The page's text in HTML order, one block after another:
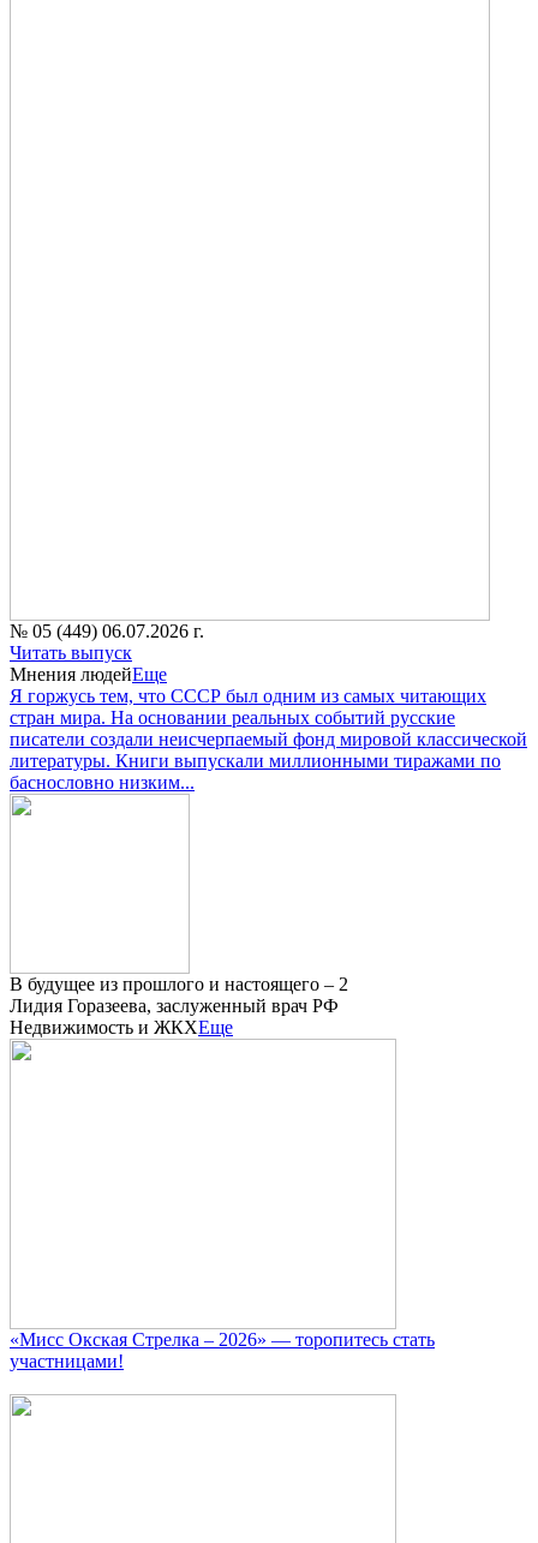
№ 05 (449) 06.07.2026 г.
Читать выпуск
Мнения людейЕще
Я горжусь тем, что СССР был одним из самых читающих
стран мира. На основании реальных событий русские
писатели создали неисчерпаемый фонд мировой классической
литературы. Книги выпускали миллионными тиражами по
баснословно низким...
В будущее из прошлого и настоящего – 2
Лидия Горазеева, заслуженный врач РФ
Недвижимость и ЖКХЕще
«Мисс Окская Стрелка – 2026» — торопитесь стать
участницами!